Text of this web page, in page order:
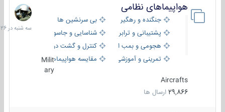
هواپیماهای نظامی
جنگنده و رهگیر
بی سرنشین ها
پشتیبانی و ترابری
شناسایی و جاسوسی
هجومی و بمب افکن
کنترل و گشت دریایی
تمرینی و آموزشی
مقایسه هواپیماهاMilit
ary
Aircrafts
29,866 ارسال ها
سه
شنبه
در